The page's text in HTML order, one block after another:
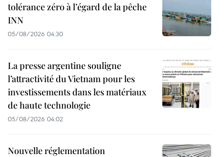
tolérance zéro à l’égard de la pêche
INN
05/08/2026 04:30
La presse argentine souligne
l’attractivité du Vietnam pour les
investissements dans les matériaux
de haute technologie
05/08/2026 04:02
Nouvelle réglementation